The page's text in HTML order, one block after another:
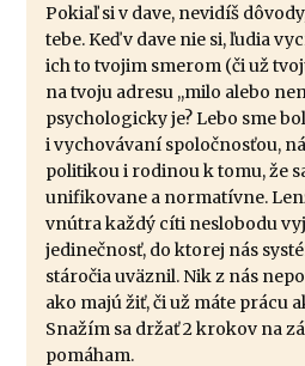
Pokiaľ si v dave, nevidíš
tebe. Keď v dave nie si, ľudia
ich to tvojim smerom (či už
na tvoju adresu ,,milo alebo
psychologicky je? Lebo sme
i vychovávaní spoločnosťou,
politikou i rodinou k tomu, že
unifikovane a normatívne.
vnútra každý cíti neslobodu
jedinečnosť, do ktorej nás
stáročia uväznil. Nik z nás
ako majú žiť, či už máte prácu
Snažím sa držať 2 krokov na
pomáham.